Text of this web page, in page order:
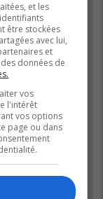
j'aimerais). Mais
et encore plus dans
et les
être stockées
avec lui,
et
données de
vos
l'intérêt
vos options
page ou dans